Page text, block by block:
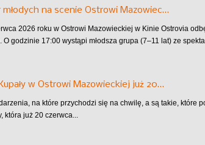
młodych na scenie Ostrowi Mazowiec…
2026 roku w Ostrowi Mazowieckiej w Kinie Ostrovia
O godzinie 17:00 wystąpi młodsza grupa (7–11 lat) ze
w Ostrowi Mazowieckiej już 20…
na które przychodzi się na chwilę, a są takie, które
która już 20 czerwca...